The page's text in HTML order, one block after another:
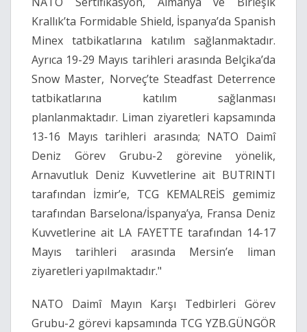
Krallık’ta Formidable Shield, İspanya’da Spanish
Minex tatbikatlarına katılım sağlanmaktadır.
Ayrıca 19-29 Mayıs tarihleri arasında Belçika’da
Snow Master, Norveç’te Steadfast Deterrence
tatbikatlarına katılım sağlanması
planlanmaktadır. Liman ziyaretleri kapsamında
13-16 Mayıs tarihleri arasında; NATO Daimî
Deniz Görev Grubu-2 görevine yönelik,
Arnavutluk Deniz Kuvvetlerine ait BUTRINTI
tarafından İzmir’e, TCG KEMALREİS gemimiz
tarafından Barselona/İspanya’ya, Fransa Deniz
Kuvvetlerine ait LA FAYETTE tarafından 14-17
Mayıs tarihleri arasında Mersin’e liman
ziyaretleri yapılmaktadır."
NATO Daimî Mayın Karşı Tedbirleri Görev
Grubu-2 görevi kapsamında TCG YZB.GÜNGÖR